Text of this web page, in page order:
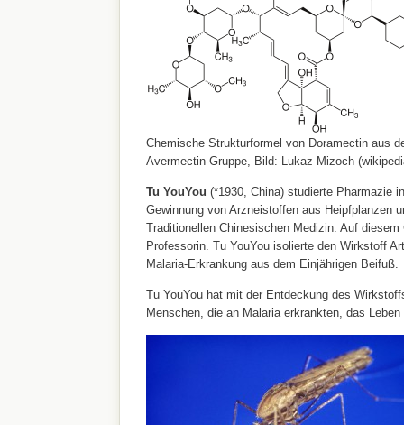
Chemische Strukturformel von Doramectin aus
Avermectin-Gruppe, Bild: Lukaz Mizoch
Tu YouYou (*1930, China) studierte Pharmazie
Gewinnung von Arzneistoffen aus Heipfplanzen
Traditionellen Chinesischen Medizin. Auf
Professorin. Tu YouYou isolierte den Wirkstoff
Malaria-Erkrankung aus dem Einjährigen Beifuß.
Tu YouYou hat mit der Entdeckung des
Menschen, die an Malaria erkrankten, das Leben